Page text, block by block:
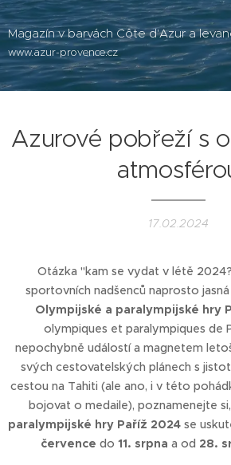
Magazín v barvách Côte d'Azur a
www.azur-provence.cz
Azurové pobřeží s
17.02.2024
Otázka "kam se vydat v létě
sportovních nadšenců naprosto
Olympijské a paralympijské hry
olympiques et paralympiques de
nepochybně událostí a magnetem
svých cestovatelských plánech s
cestou na Tahiti (ale ano, i v této
bojovat o medaile), poznamenejte
paralympijské hry Paříž 2024 se
července do 11. srpna a od 28.